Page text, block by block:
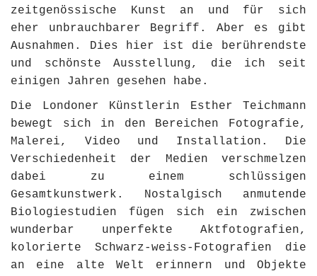
zeitgenössische Kunst an und für sich
eher unbrauchbarer Begriff. Aber es gibt
Ausnahmen. Dies hier ist die berührendste
und schönste Ausstellung, die ich seit
einigen Jahren gesehen habe.
Die Londoner Künstlerin Esther Teichmann
bewegt sich in den Bereichen Fotografie,
Malerei, Video und Installation. Die
Verschiedenheit der Medien verschmelzen
dabei zu einem schlüssigen
Gesamtkunstwerk. Nostalgisch anmutende
Biologiestudien fügen sich ein zwischen
wunderbar unperfekte Aktfotografien,
kolorierte Schwarz-weiss-Fotografien die
an eine alte Welt erinnern und Objekte